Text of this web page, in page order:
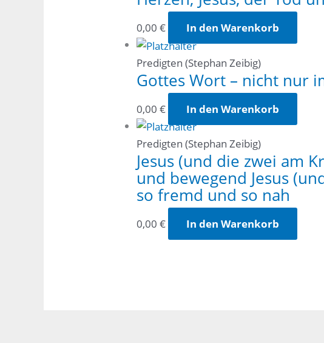
0,00 € In den Warenkorb
Predigten (Stephan Zeibig)
Gottes Wort – nicht nur
0,00 € In den Warenkorb
Predigten (Stephan Zeibig)
Jesus (und die zwei am
und bewegend Jesus
so fremd und so nah
0,00 € In den Warenkorb